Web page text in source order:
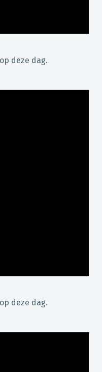
deze dag.
deze dag.